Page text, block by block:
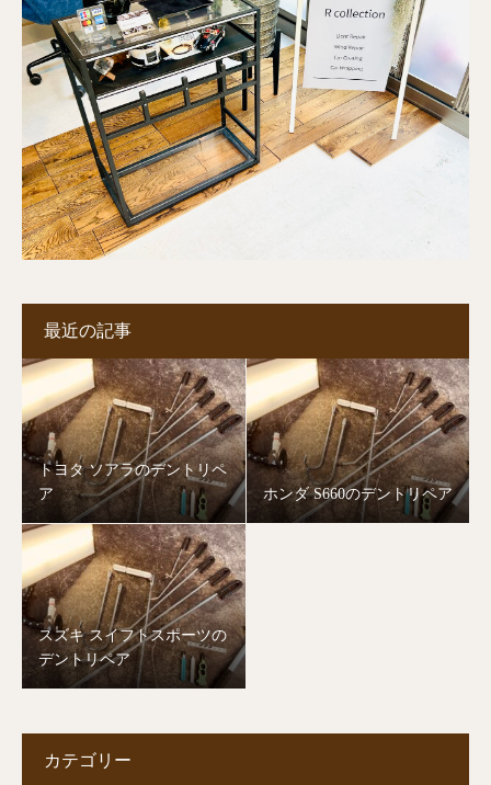
最近の記事
トヨタ ソアラのデントリペ
ア
ホンダ S660のデントリペア
スズキ スイフトスポーツの
デントリペア
カテゴリー